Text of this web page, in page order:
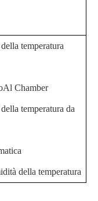
temperatura
Chamber
temperatura da
della temperatura